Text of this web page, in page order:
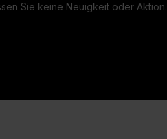
Sie keine Neuigkeit oder Aktion.